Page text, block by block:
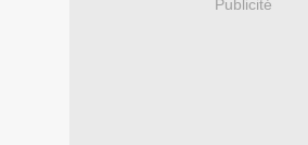
Publicité